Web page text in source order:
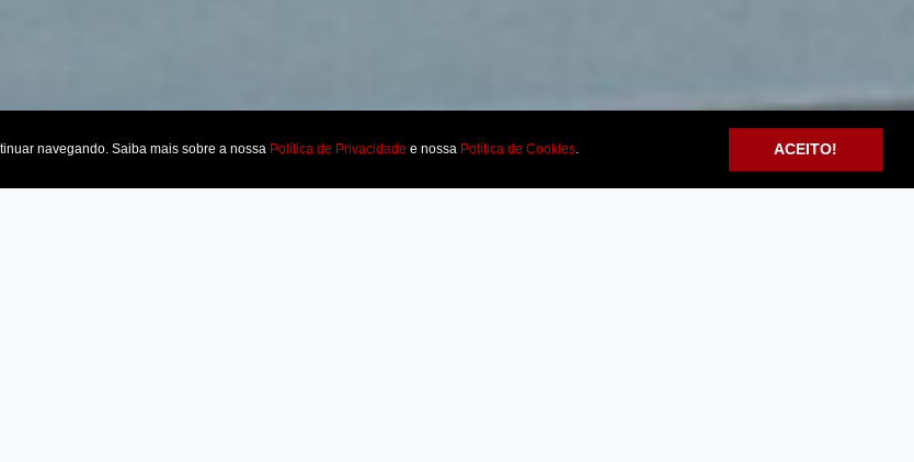
navegando. Saiba mais sobre a nossa Política de Privacidade e nossa Política de Cookies. ACEITO!